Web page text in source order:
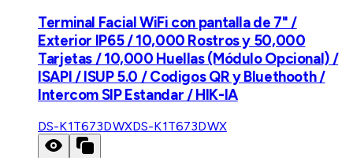
Terminal Facial WiFi con pantalla de 7" /
Exterior IP65 / 10,000 Rostros y 50,000
Tarjetas / 10,000 Huellas (Módulo Opcional) /
ISAPI / ISUP 5.0 / Codigos QR y Bluethooth /
Intercom SIP Estandar / HIK-IA
DS-K1T673DWXDS-K1T673DWX